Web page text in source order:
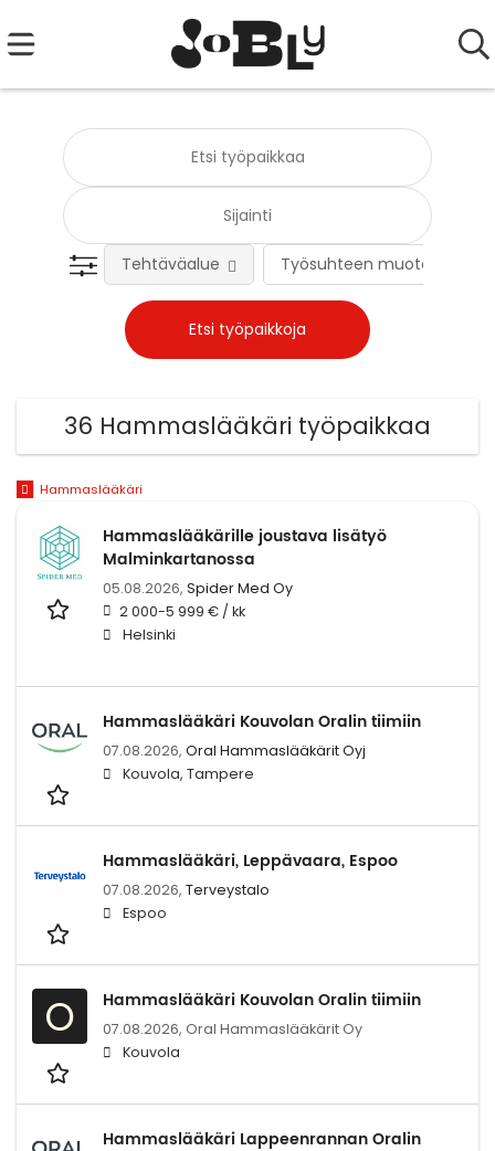
Työsuhteen muoto
Tehtäväalue
36 Hammaslääkäri työpaikkaa
Hammaslääkäri
Hammaslääkärille joustava lisätyö
Malminkartanossa
05.08.2026, Spider Med Oy
2 000-5 999 € / kk
Helsinki
Hammaslääkäri Kouvolan Oralin tiimiin
07.08.2026, Oral Hammaslääkärit Oyj
Kouvola, Tampere
Hammaslääkäri, Leppävaara, Espoo
07.08.2026, Terveystalo
Espoo
O Hammaslääkäri Kouvolan Oralin tiimiin
07.08.2026, Oral Hammaslääkärit Oy
Kouvola
Hammaslääkäri Lappeenrannan Oralin